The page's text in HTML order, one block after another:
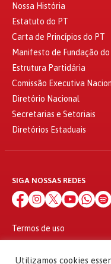
Nossa História
Estatuto do PT
Carta de Princípios do PT
Manifesto de Fundação do
Estrutura Partidária
Comissão Executiva
Diretório Nacional
Secretarias e Setoriais
Diretórios Estaduais
SIGA NOSSAS REDES
Termos de uso
© 2010 - 2026
Utilizamos cookies